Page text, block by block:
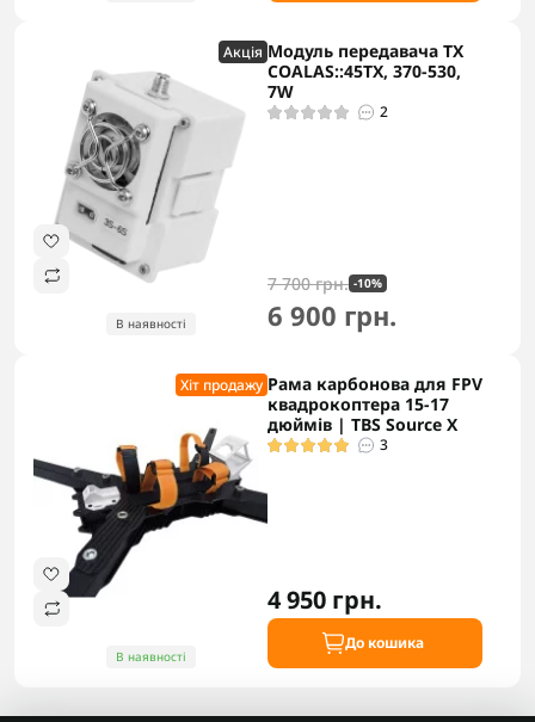
Акцiя
В наявності
Модуль передавача TX
COALAS::45TX, 370-530,
7W
2
7 700 грн. -10%
6 900 грн.
Хіт продажу
В наявності
Рама карбонова для FPV
квадрокоптера 15-17
дюймів | TBS Source X
3
4 950 грн.
До кошика